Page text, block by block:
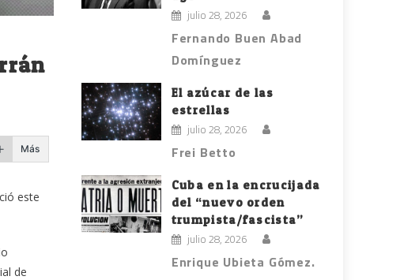
Más
este
de
julio 28, 2026
Fernando Buen Abad
Domínguez
El azúcar de las
estrellas
julio 28, 2026
Frei Betto
Cuba en la encrucijada
del “nuevo orden
trumpista/fascista”
julio 28, 2026
Enrique Ubieta Gómez.